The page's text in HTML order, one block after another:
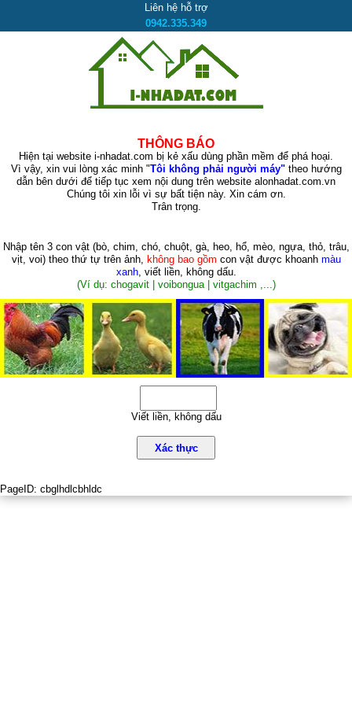
Liên hệ hỗ trợ
0942.335.349
THÔNG BÁO
Hiện tại website i-nhadat.com bị kẻ xấu dùng phần mềm để phá hoại.
Vì vậy, xin vui lòng xác minh "Tôi không phải người máy"theo hướng
dẫn bên dưới để tiếp tục xem nội dung trên website alonhadat.com.vn
Chúng tôi xin lỗi vì sự bất tiện này. Xin cám ơn.
Trân trọng.
Nhập tên 3 con vật (bò, chim, chó, chuột, gà, heo, hổ, mèo, ngựa, thỏ, trâu,
vịt, voi)theo thứ tự trên ảnh, không bao gồm con vật được khoanh màu
xanh, viết liền, không dấu.
(Ví dụ: chogavit | voibongua | vitgachim ,...)
Viết liền, không dấu
Xác thực
PageID: cbglhdlcbhldc